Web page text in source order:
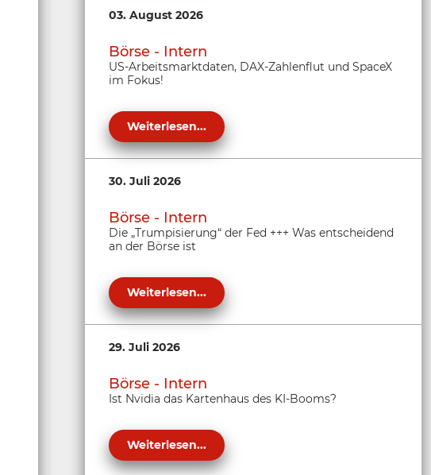
03. August 2026
Börse - Intern
US-Arbeitsmarktdaten, DAX-Zahlenflut und SpaceX
im Fokus!
Weiterlesen...
30. Juli 2026
Börse - Intern
Die „Trumpisierung“ der Fed +++ Was entscheidend
an der Börse ist
Weiterlesen...
29. Juli 2026
Börse - Intern
Ist Nvidia das Kartenhaus des KI-Booms?
Weiterlesen...